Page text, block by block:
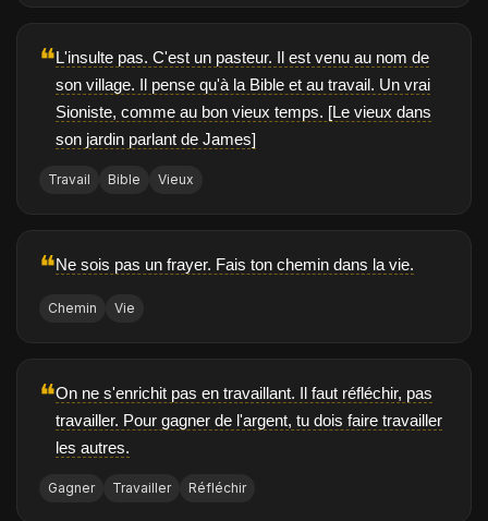
❝L'insulte pas. C'est un pasteur. Il est venu au nom de
son village. Il pense qu'à la Bible et au travail. Un vrai
Sioniste, comme au bon vieux temps. [Le vieux dans
son jardin parlant de James]
Travail Bible Vieux
❝Ne sois pas un frayer. Fais ton chemin dans la vie.
Chemin Vie
❝On ne s'enrichit pas en travaillant. Il faut réfléchir, pas
travailler. Pour gagner de l'argent, tu dois faire travailler
les autres.
Gagner Travailler Réfléchir